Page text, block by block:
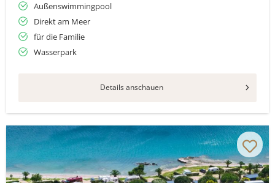
Außenswimmingpool
Direkt am Meer
für die Familie
Wasserpark
Details anschauen